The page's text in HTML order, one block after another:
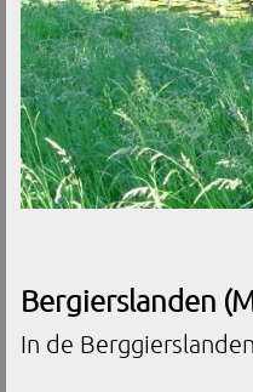
Bergierslanden
In de